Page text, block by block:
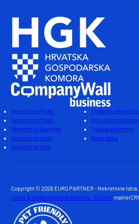
Nekretnine Poreč
Nekretnine Rovinj
Nekretnine Novigrad
Nekretnine Vrsar
Nekretnine Split
Prodajte nekretninu
Opći uvjeti
Pravila privatnosti
Mapa weba
Copyright © 2026 EURO PARTNER - Nekretnine
Izrada & održavanje web stranica : ADiSoft